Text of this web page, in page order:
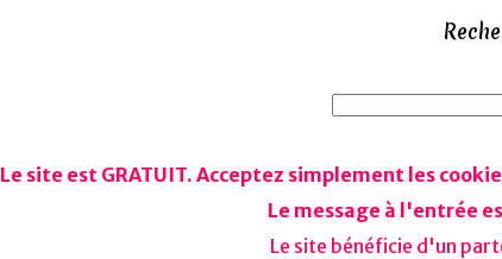
Le site est GRATUIT. Acceptez simplement les
Le message à l'entrée
Le site bénéficie d'un